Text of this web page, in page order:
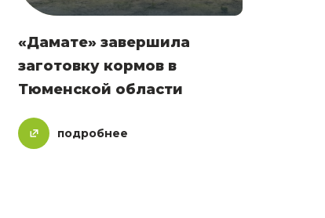
«Дамате» завершила
заготовку кормов в
Тюменской области
подробнее